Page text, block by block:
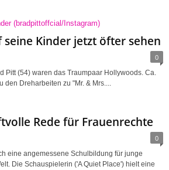
seine Kinder jetzt öfter sehen
0
Pitt (54) waren das Traumpaar Hollywoods. Ca.
den Dreharbeiten zu "Mr. & Mrs....
Rede für Frauenrechte
0
eine angemessene Schulbildung für junge
Die Schauspielerin ('A Quiet Place') hielt eine